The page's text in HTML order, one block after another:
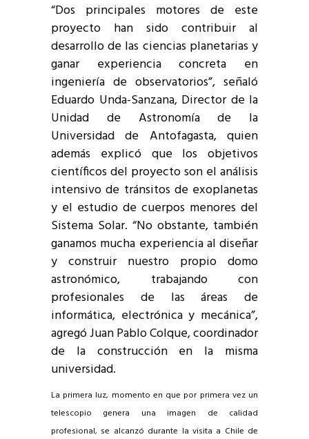
“Dos principales motores de este
proyecto han sido contribuir al
desarrollo de las ciencias planetarias y
ganar experiencia concreta en
ingeniería de observatorios”, señaló
Eduardo Unda-Sanzana, Director de la
Unidad de Astronomía de la
Universidad de Antofagasta, quien
además explicó que los objetivos
científicos del proyecto son el análisis
intensivo de tránsitos de exoplanetas
y el estudio de cuerpos menores del
Sistema Solar. “No obstante, también
ganamos mucha experiencia al diseñar
y construir nuestro propio domo
astronómico, trabajando con
profesionales de las áreas de
informática, electrónica y mecánica”,
agregó Juan Pablo Colque, coordinador
de la construcción en la misma
universidad.
La primera luz, momento en que por primera vez un
telescopio genera una imagen de calidad
profesional, se alcanzó durante la visita a Chile de